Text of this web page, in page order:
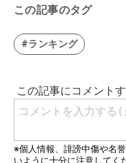
この記事のタグ
#ランキング